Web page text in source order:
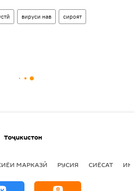
вируси нав сироят
Тоҷикистон
МАРКАЗӢ РУСИЯ СИЁСАТ